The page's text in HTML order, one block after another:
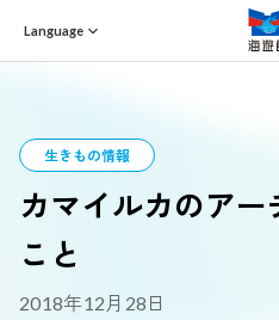
Language
生きもの情報
カマイルカのア
こと
2018年12月28日